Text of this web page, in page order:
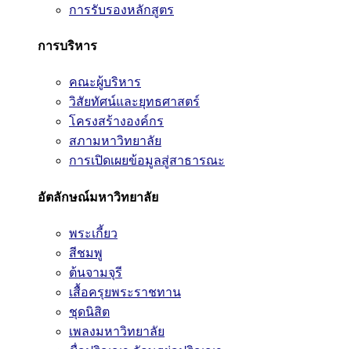
การรับรองหลักสูตร
การบริหาร
คณะผู้บริหาร
วิสัยทัศน์และยุทธศาสตร์
โครงสร้างองค์กร
สภามหาวิทยาลัย
การเปิดเผยข้อมูลสู่สาธารณะ
อัตลักษณ์มหาวิทยาลัย
พระเกี้ยว
สีชมพู
ต้นจามจุรี
เสื้อครุยพระราชทาน
ชุดนิสิต
เพลงมหาวิทยาลัย